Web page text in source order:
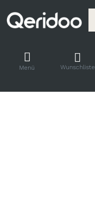
Menü Wunschliste